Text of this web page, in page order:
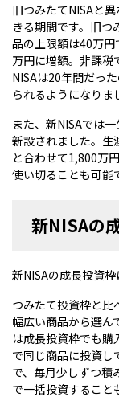
旧つみたてNISAと
きる期間です。旧つ
品の上限額は40万
万円に増額。非課税
NISAは20年間だっ
られるようになりま
また、新NISAでは
新設されました。生
と合わせて1,800万
使い切ることも可能
新NISAの
新NISAの成長投資枠
つみたて投資枠と比
幅広い商品から選ん
は成長投資枠でも
で同じ商品に投資し
で、毎月少しずつ積
で一括投資すること